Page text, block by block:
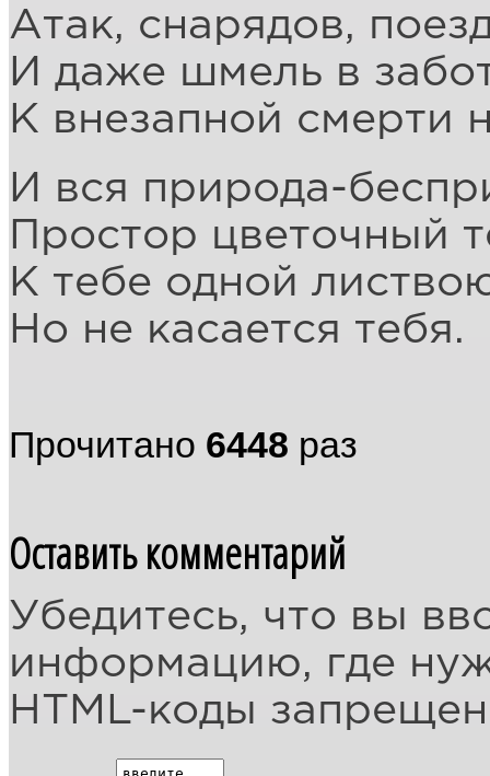
Атак, снарядов,
И даже шмель в
К внезапной смерти
И вся природа-
Простор цветочный
К тебе одной
Но не касается тебя.
Прочитано 6448 раз
Оставить комментарий
Убедитесь, что вы
информацию, где
HTML-коды